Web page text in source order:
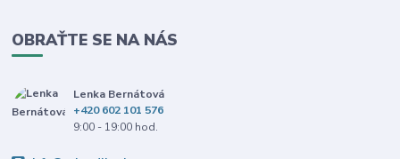
OBRAŤTE SE NA NÁS
Lenka Bernátová
+420 602 101 576
9:00 - 19:00 hod.